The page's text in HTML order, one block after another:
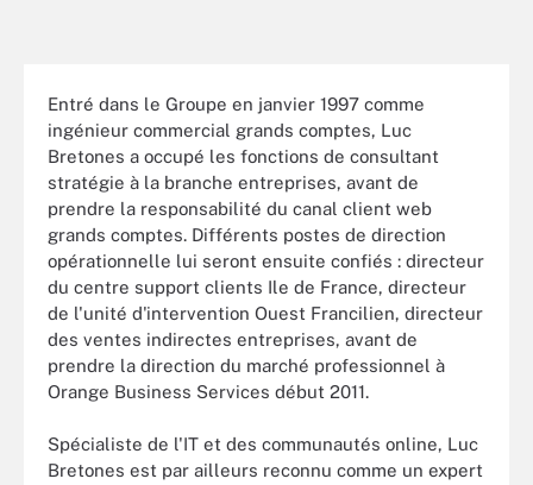
Entré dans le Groupe en janvier 1997 comme
ingénieur commercial grands comptes, Luc
Bretones a occupé les fonctions de consultant
stratégie à la branche entreprises, avant de
prendre la responsabilité du canal client web
grands comptes. Différents postes de direction
opérationnelle lui seront ensuite confiés : directeur
du centre support clients Ile de France, directeur
de l'unité d'intervention Ouest Francilien, directeur
des ventes indirectes entreprises, avant de
prendre la direction du marché professionnel à
Orange Business Services début 2011.
Spécialiste de l'IT et des communautés online, Luc
Bretones est par ailleurs reconnu comme un expert